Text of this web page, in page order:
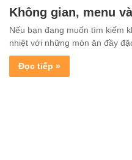
Không gian, menu
Nếu bạn đang muốn tìm kiếm
nhiệt với những món ăn đầy
Đọc tiếp »